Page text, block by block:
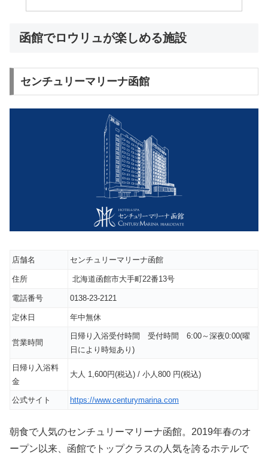
函館でロウリュが楽しめる施設
センチュリーマリーナ函館
店舗名 センチュリーマリーナ函館
住所 北海道函館市大手町22番13号
電話番号 0138-23-2121
定休日 年中無休
営業時間
日帰り入浴受付時間 受付時間 6:00～深夜0:00(曜
日により時短あり)
日帰り入浴料
金
大人 1,600円(税込) / 小人800 円(税込)
公式サイト https://www.centurymarina.com
朝食で人気のセンチュリーマリーナ函館。2019年春のオ
ープン以来、函館でトップクラスの人気を誇るホテルで